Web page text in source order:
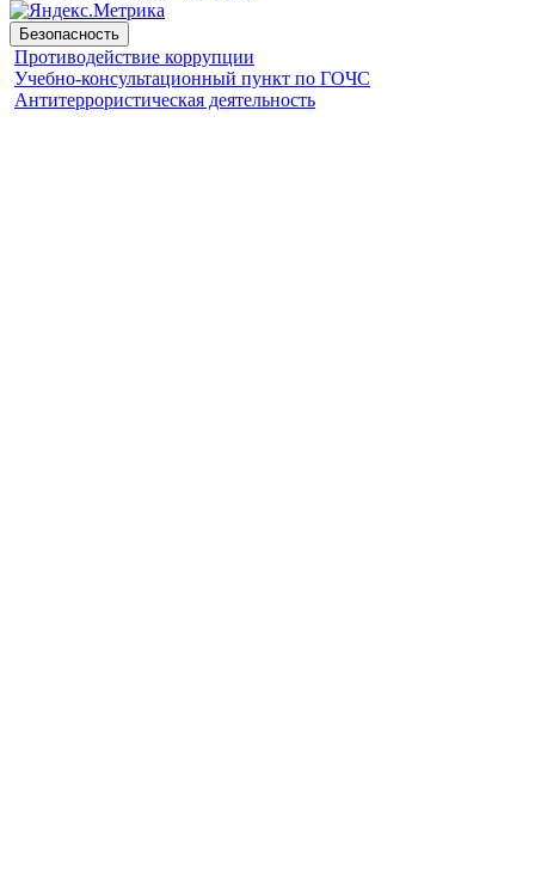
Безопасность
Противодействие коррупции
Учебно-консультационный пункт по ГОЧС
Антитеррористическая деятельность